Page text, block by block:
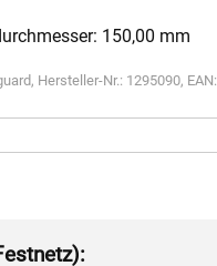
150,00 mm
, Hersteller-Nr.: 1295090, EAN: